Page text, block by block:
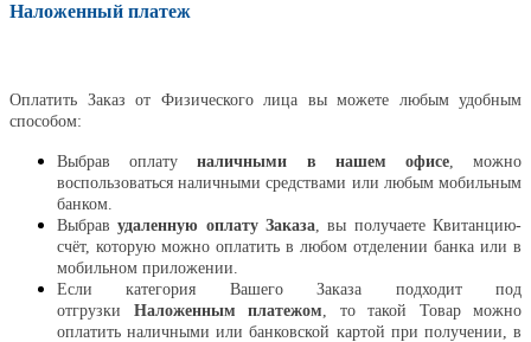
Наложенный платеж
Оплатить Заказ от Физического лица вы можете любым удобным
способом:
Выбрав оплатуналичными в нашем офисе, можно
воспользоваться наличными средствами или любым мобильным
банком.
Выбравудаленную оплату Заказа , вы получаете Квитанцию-
счёт, которую можно оплатить в любом отделении банка или в
мобильном приложении.
Если категория Вашего Заказа подходит под
отгрузки Наложенным платежом , то такой Товар можно
оплатить наличными или банковской картой при получении, в